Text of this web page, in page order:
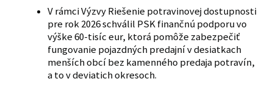
V rámci Výzvy Riešenie potravinovej dostupnosti
pre rok 2026 schválil PSK finančnú podporu vo
výške 60-tisíc eur, ktorá pomôže zabezpečiť
fungovanie pojazdných predajní v desiatkach
menších obcí bez kamenného predaja potravín,
a to v deviatich okresoch.